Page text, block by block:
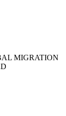
MIGRATION